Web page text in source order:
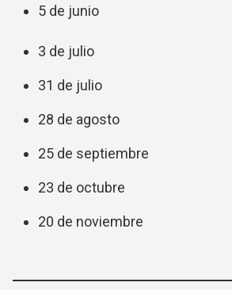
5 de junio
3 de julio
31 de julio
28 de agosto
25 de septiembre
23 de octubre
20 de noviembre